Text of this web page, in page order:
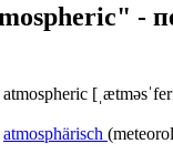
-
atmospheric
atmosphärisch